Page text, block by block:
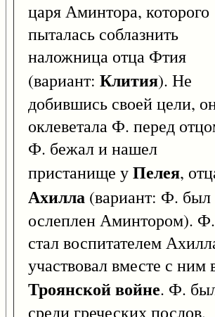
царя Аминтора, которого
пыталась соблазнить
наложница отца Фтия
(вариант: Клития). Не
добившись своей цели,
оклеветала Ф. перед
Ф. бежал и нашел
пристанище уПелея,
Ахилла (вариант: Ф. был
ослеплен Аминтором). Ф.
стал воспитателем
участвовал вместе с ним
Троянской войне. Ф.
среди греческих послов,